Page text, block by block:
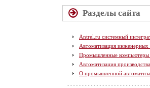
Разделы сайта
Antrel.ru системный
Автоматизация инженерных
Промышленные
Автоматизация производства
О промышленной